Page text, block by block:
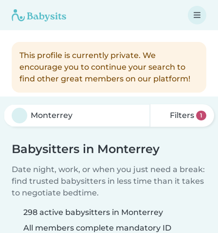
This profile is currently private. We
encourage you to continue your search to
find other great members on our platform!
Filters 1
Babysitters in Monterrey
Date night, work, or when you just need a break:
find trusted babysitters in less time than it takes
to negotiate bedtime.
298 active babysitters in Monterrey
All members complete mandatory ID